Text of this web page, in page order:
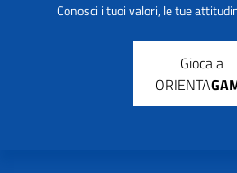
Conosci i tuoi valori, le tue
Gioca a
ORIENTA